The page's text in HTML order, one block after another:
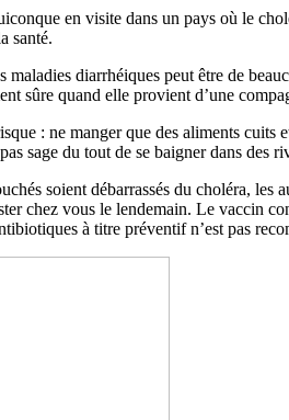
en visite dans un pays où le
santé.
maladies diarrhéiques peut être de
sûre quand elle provient d’une
: ne manger que des aliments cuits
sage du tout de se baigner dans des
soient débarrassés du choléra,
chez vous le lendemain. Le vaccin
à titre préventif n’est pas